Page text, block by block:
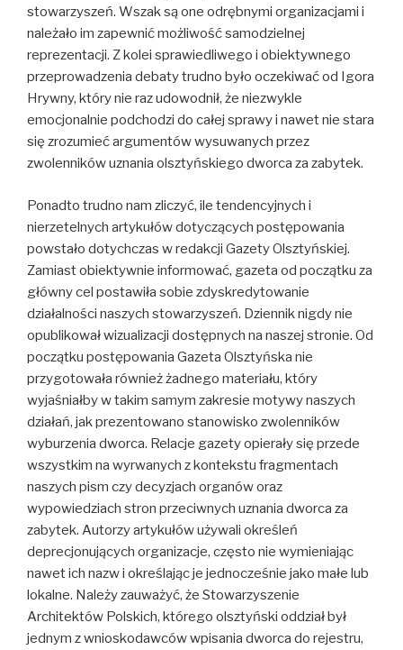
stowarzyszeń. Wszak są one odrębnymi organizacjami i
należało im zapewnić możliwość samodzielnej
reprezentacji. Z kolei sprawiedliwego i obiektywnego
przeprowadzenia debaty trudno było oczekiwać od Igora
Hrywny, który nie raz udowodnił, że niezwykle
emocjonalnie podchodzi do całej sprawy i nawet nie stara
się zrozumieć argumentów wysuwanych przez
zwolenników uznania olsztyńskiego dworca za zabytek.
Ponadto trudno nam zliczyć, ile tendencyjnych i
nierzetelnych artykułów dotyczących postępowania
powstało dotychczas w redakcji Gazety Olsztyńskiej.
Zamiast obiektywnie informować, gazeta od początku za
główny cel postawiła sobie zdyskredytowanie
działalności naszych stowarzyszeń. Dziennik nigdy nie
opublikował wizualizacji dostępnych na naszej stronie. Od
początku postępowania Gazeta Olsztyńska nie
przygotowała również żadnego materiału, który
wyjaśniałby w takim samym zakresie motywy naszych
działań, jak prezentowano stanowisko zwolenników
wyburzenia dworca. Relacje gazety opierały się przede
wszystkim na wyrwanych z kontekstu fragmentach
naszych pism czy decyzjach organów oraz
wypowiedziach stron przeciwnych uznania dworca za
zabytek. Autorzy artykułów używali określeń
deprecjonujących organizacje, często nie wymieniając
nawet ich nazw i określając je jednocześnie jako małe lub
lokalne. Należy zauważyć, że Stowarzyszenie
Architektów Polskich, którego olsztyński oddział był
jednym z wnioskodawców wpisania dworca do rejestru,